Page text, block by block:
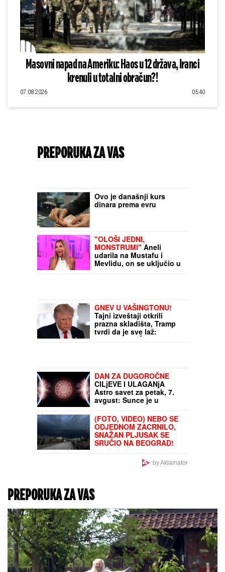
Masovni napad na Ameriku: Haos u 12 država, Iranci
krenuli u totalni obračun?!
07.08.2026 05:40
PREPORUKA ZA VAS
Ovo je današnji kurs
dinara prema evru
Mevlidu, on se uključio u
program uživo - usledio
skandal, evo šta joj je
poručio Asminov otac
GNEV U VAŠINGTONU!
Tajni izveštaji otkrili
prazna skladišta, Tramp
tvrdi da je sve laž:
Zatražio HAPŠENJE